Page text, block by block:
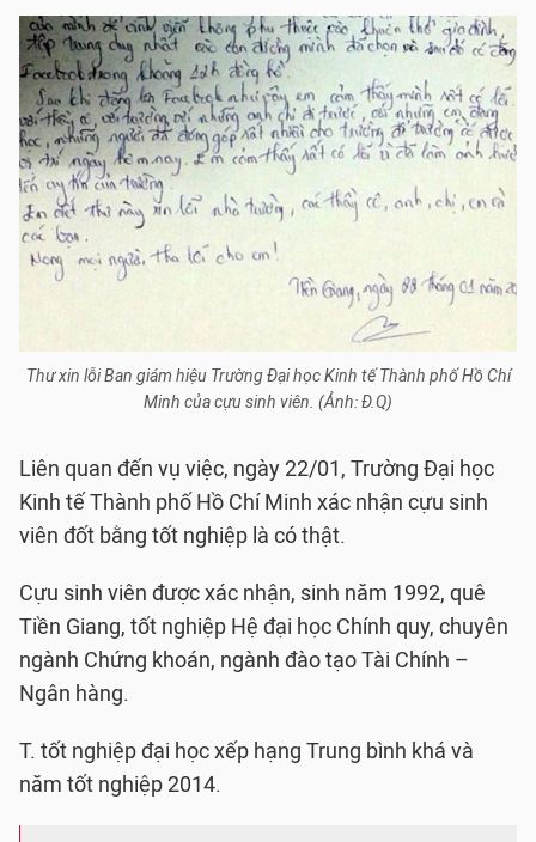
Thư xin lỗi Ban giám hiệu Trường Đại học Kinh tế Thành phố Hồ Chí
Minh của cựu sinh viên. (Ảnh: Đ.Q)
Liên quan đến vụ việc, ngày 22/01, Trường Đại học
Kinh tế Thành phố Hồ Chí Minh xác nhận cựu sinh
viên đốt bằng tốt nghiệp là có thật.
Cựu sinh viên được xác nhận, sinh năm 1992, quê
Tiền Giang, tốt nghiệp Hệ đại học Chính quy, chuyên
ngành Chứng khoán, ngành đào tạo Tài Chính –
Ngân hàng.
T. tốt nghiệp đại học xếp hạng Trung bình khá và
năm tốt nghiệp 2014.